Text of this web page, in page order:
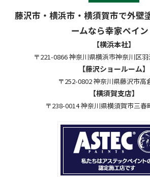
藤沢市・横浜市・横須賀市で外壁
ームなら幸家ペイン
【横浜本社】
〒221-0866 神奈川県横浜市神奈川区
【藤沢ショールーム】
〒252-0802 神奈川県藤沢市高
【横須賀支店】
〒238-0014 神奈川県横須賀市三春